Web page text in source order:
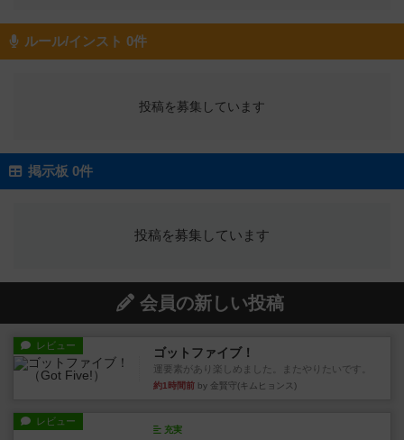
ルール/インスト 0件
投稿を募集しています
掲示板 0件
投稿を募集しています
会員の新しい投稿
レビュー ゴットファイブ！
運要素があり楽しめました。またやりたいです。
約1時間前 by 金賢守(キムヒョンス)
レビュー
充実